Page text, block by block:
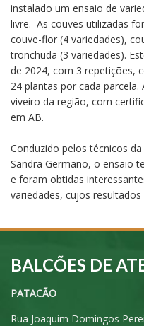
instalado um ensaio de
livre. As couves utilizadas
couve-flor (4 variedades),
tronchuda (3 variedades).
de 2024, com 3 repetições,
24 plantas por cada
viveiro da região, com
em AB.
Conduzido pelos técnicos
Sandra Germano, o ensaio
e foram obtidas
variedades, cujos
BALCÕES DE
PATACÃO
Rua Joaquim Domingos